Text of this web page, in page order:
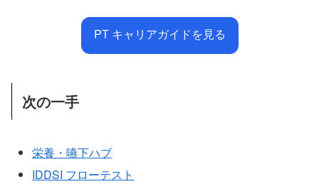
PT キャリアガイドを見る
次の一手
栄養・嚥下ハブ
IDDSI フローテスト